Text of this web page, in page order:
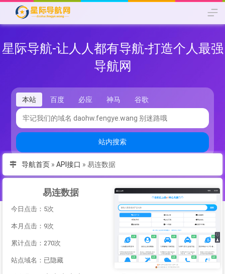
星际导航-让人人都有导航-打造个人最强
导航网
本站 百度 必应 神马 谷歌
站内搜索
导航首页 » API接口 » 易连数据
易连数据
今日点击：5次
本月点击：9次
累计点击：270次
站点域名：已隐藏